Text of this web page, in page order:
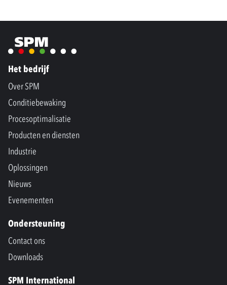
Het bedrijf
Over SPM
Conditiebewaking
Procesoptimalisatie
Producten en diensten
Industrie
Oplossingen
Nieuws
Evenementen
Ondersteuning
Contact ons
Downloads
SPM International